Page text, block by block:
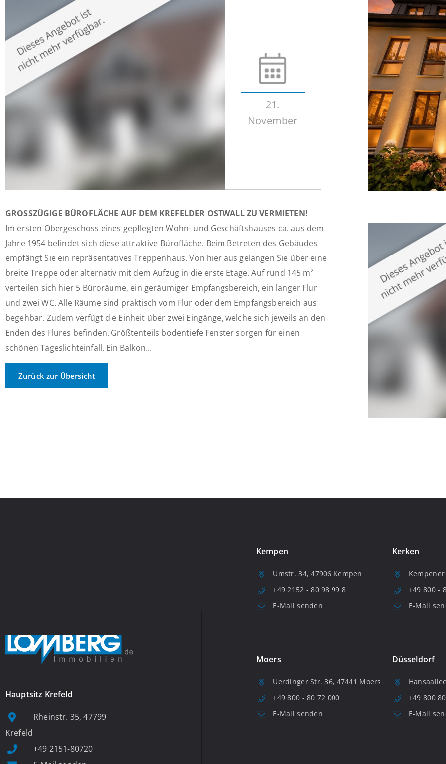
21.
November
GROSSZÜGIGE BÜROFLÄCHE AUF DEM KREFELDER OSTWALL ZU VERMIETEN!
Im ersten Obergeschoss eines gepflegten Wohn- und Geschäftshauses ca. aus dem
Jahre 1954 befindet sich diese attraktive Bürofläche. Beim Betreten des Gebäudes
empfängt Sie ein repräsentatives Treppenhaus. Von hier aus gelangen Sie über eine
breite Treppe oder alternativ mit dem Aufzug in die erste Etage. Auf rund 145 m²
verteilen sich hier 5 Büroräume, ein geräumiger Empfangsbereich, ein langer Flur
und zwei WC. Alle Räume sind praktisch vom Flur oder dem Empfangsbereich aus
begehbar. Zudem verfügt die Einheit über zwei Eingänge, welche sich jeweils an den
Enden des Flures befinden. Größtenteils bodentiefe Fenster sorgen für einen
schönen Tageslichteinfall. Ein Balkon...
Zurück zur Übersicht
Hauptsitz Krefeld
Rheinstr. 35, 47799
Krefeld
+49 2151-80720
Kempen
Umstr. 34, 47906 Kempen
+49 2152 - 80 98 99 8
E-Mail senden
Kerken
+49 800 -
E-Mail
Moers
Uerdinger Str. 36, 47441 Moers
+49 800 - 80 72 000
E-Mail senden
Düsseldorf
+49 800
E-Mail